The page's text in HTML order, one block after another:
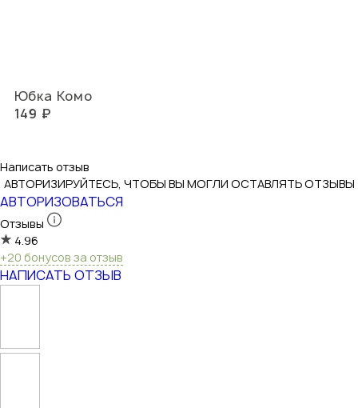
Юбка Комо
149 ₽
Написать отзыв
АВТОРИЗИРУЙТЕСЬ, ЧТОБЫ ВЫ МОГЛИ ОСТАВЛЯТЬ ОТЗЫВЫ
АВТОРИЗОВАТЬСЯ
Отзывы
4.96
+20 бонусов за отзыв
НАПИСАТЬ ОТЗЫВ